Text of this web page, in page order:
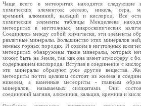
Чаще всего в метеоритах находятся следующие
химических элементов: железо, никель, сера,
кремний, алюминий, кальций и кислород. Все
химические элементы таблицы Менделеева
метеоритах в ничтожных, микроскопических
Соединяясь между собой химически, эти элементы
различные минералы. Большинство этих минералов
земных горных породах. И совсем в ничтожных
метеоритах обнаружены такие минералы, которых
может быть на Земле, так как она имеет атмосферу с
содержанием кислорода. Вступая в соединение с
эти минералы образуют уже другие вещества.
метеориты почти целиком состоят из железа в
никелем, а каменные метеориты - главным
минералов, называемых силикатами. Они
соединений магния, алюминия, кальция, кремния и